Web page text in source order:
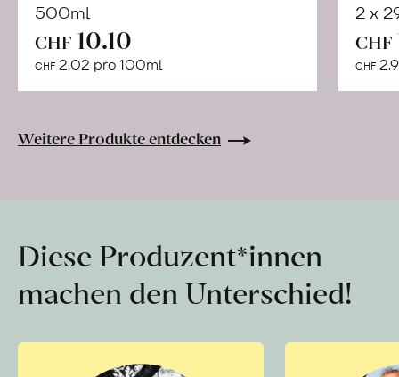
500ml
CHF 10.10
CHF 2.02 pro 100ml
Warenkorb
2 x
CHF
CHF
Weitere Produkte entdecken
Diese Produzent*innen
machen den Unterschied!